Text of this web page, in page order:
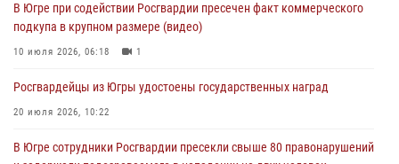
Ключевые события Росгвардии: итоги недели с 27 июля по 2
августа (видео)
В Югре при содействии Росгвардии пресечен факт коммерческого
подкупа в крупном размере (видео)
10 июля 2026, 06:18 1
Росгвардейцы из Югры удостоены государственных наград
20 июля 2026, 10:22
В Югре сотрудники Росгвардии пресекли свыше 80 правонарушений